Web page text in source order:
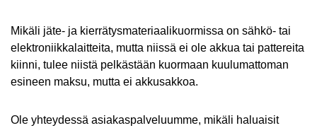
Mikäli jäte- ja kierrätysmateriaalikuormissa on sähkö- tai
elektroniikkalaitteita, mutta niissä ei ole akkua tai pattereita
kiinni, tulee niistä pelkästään kuormaan kuulumattoman
esineen maksu, mutta ei akkusakkoa.
Ole yhteydessä asiakaspalveluumme, mikäli haluaisit